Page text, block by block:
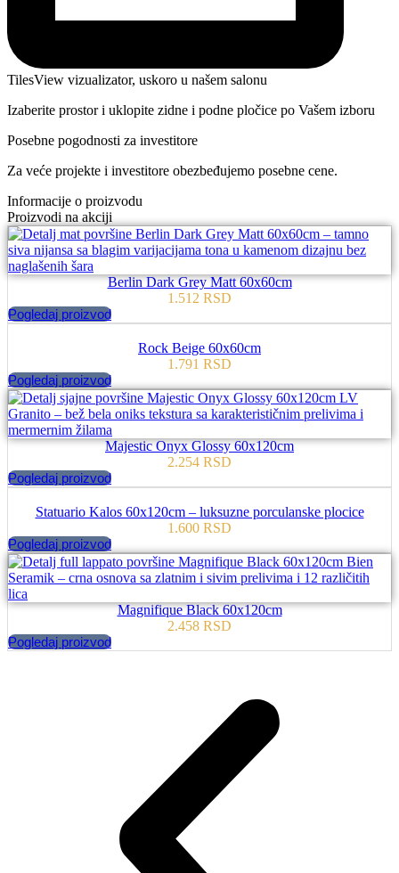
TilesView vizualizator, uskoro u našem salonu
Izaberite prostor i uklopite zidne i podne pločice po Vašem izboru
Posebne pogodnosti za investitore
Za veće projekte i investitore obezbeđujemo posebne cene.
Informacije o proizvodu
Proizvodi na akciji
Berlin Dark Grey Matt 60x60cm
1.512 RSD
Pogledaj proizvod
Rock Beige 60x60cm
1.791 RSD
Pogledaj proizvod
Majestic Onyx Glossy 60x120cm
2.254 RSD
Pogledaj proizvod
Statuario Kalos 60x120cm – luksuzne porculanske plocice
1.600 RSD
Pogledaj proizvod
Magnifique Black 60x120cm
2.458 RSD
Pogledaj proizvod